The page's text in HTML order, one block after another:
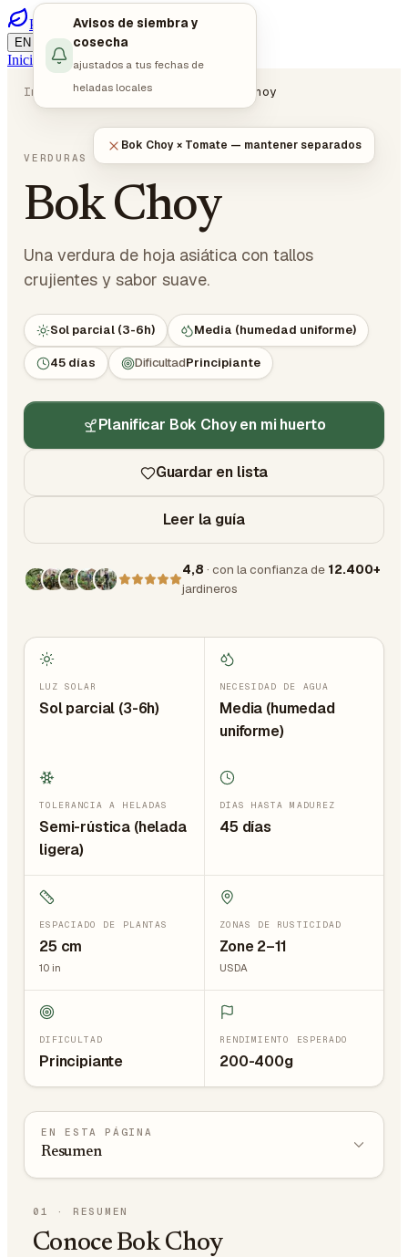
PlotMyGarden
EN DE / ES
Iniciar sesiónEmpezar a planificar
Inicio Plantas Verduras Bok Choy
VERDURAS · CRUCÍFERAS
Bok Choy
Una verdura de hoja asiática con tallos
crujientes y sabor suave.
Sol parcial (3-6h) Media (humedad uniforme)
45 días DificultadPrincipiante
Planificar Bok Choy en mi huerto
Guardar en lista
Leer la guía
4,8 · con la confianza de 12.400+
jardineros
Avisos de siembra y
cosecha
ajustados a tus fechas de
heladas locales
Bok Choy × Tomate — mantener separados
LUZ SOLAR
Sol parcial (3-6h)
NECESIDAD DE AGUA
Media (humedad
uniforme)
TOLERANCIA A HELADAS
Semi-rústica (helada
ligera)
DÍAS HASTA MADUREZ
45 días
ESPACIADO DE PLANTAS
25 cm
10 in
ZONAS DE RUSTICIDAD
Zone 2–11
USDA
DIFICULTAD
Principiante
RENDIMIENTO ESPERADO
200-400g
EN ESTA PÁGINA
Resumen
01 · RESUMEN
Conoce Bok Choy